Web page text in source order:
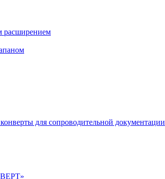
расширением
для сопроводительной документации